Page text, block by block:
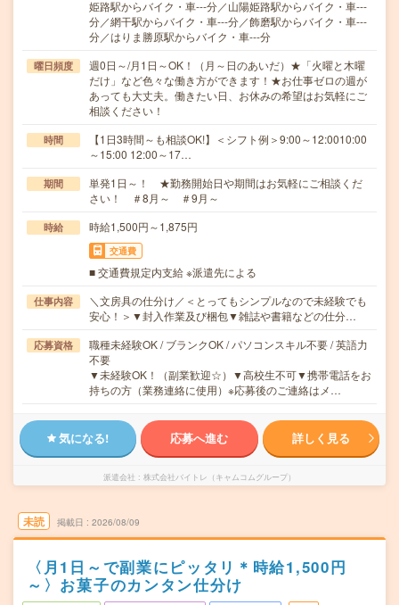
姫路駅からバイク・車---分／山陽姫路駅からバイク・車---
分／網干駅からバイク・車---分／飾磨駅からバイク・車---
分／はりま勝原駅からバイク・車---分
曜日頻度
週0日～/月1日～OK！（月～日のあいだ）★「火曜と木曜
だけ」など色々な働き方ができます！★お仕事ゼロの週が
あっても大丈夫。働きたい日、お休みの希望はお気軽にご
相談ください！
時間
【1日3時間～も相談OK!】＜シフト例＞9:00～12:0010:00
～15:00 12:00～17…
期間
単発1日～！ ★勤務開始日や期間はお気軽にご相談くだ
さい！ ＃8月～ ＃9月～
時給 時給1,500円～1,875円
交通費
■ 交通費規定内支給 ※派遣先による
仕事内容
＼文房具の仕分け／＜とってもシンプルなので未経験でも
安心！＞▼封入作業及び梱包▼雑誌や書籍などの仕分…
応募資格
職種未経験OK / ブランクOK / パソコンスキル不要 / 英語力
不要
▼未経験OK！（副業歓迎☆）▼高校生不可▼携帯電話をお
持ちの方（業務連絡に使用）※応募後のご連絡はメ…
気になる! 応募へ進む 詳しく見る
派遣会社 株式会社バイトレ（キャムコムグループ）
未読 掲載日 2026/08/09
〈月1日～で副業にピッタリ＊時給1,500円
～〉お菓子のカンタン仕分け